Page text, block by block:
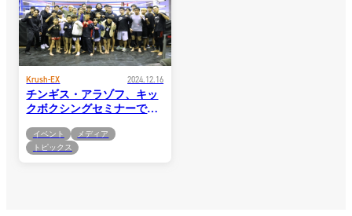
Krush-EX 2024.12.16
チンギス・アラゾフ、キッ
クボクシングセミナーで世
柊も参加し「凄かったで
す」
イベント
メディア
トピックス